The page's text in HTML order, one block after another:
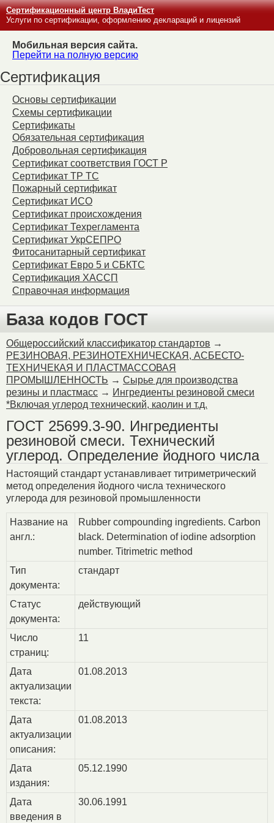
Сертификационный центр ВладиТест
Услуги по сертификации, оформлению деклараций и лицензий
Мобильная версия сайта.
Перейти на полную версию
Сертификация
Основы сертификации
Схемы сертификации
Сертификаты
Обязательная сертификация
Добровольная сертификация
Сертификат соответствия ГОСТ Р
Сертификат ТР ТС
Пожарный сертификат
Сертификат ИСО
Сертификат происхождения
Сертификат Техрегламента
Сертификат УкрСЕПРО
Фитосанитарный сертификат
Сертификат Евро 5 и СБКТС
Сертификация ХАССП
Справочная информация
База кодов ГОСТ
Общероссийский классификатор стандартов →
РЕЗИНОВАЯ, РЕЗИНОТЕХНИЧЕСКАЯ, АСБЕСТО-
ТЕХНИЧЕКАЯ И ПЛАСТМАССОВАЯ
ПРОМЫШЛЕННОСТЬ → Сырье для производства
резины и пластмасс → Ингредиенты резиновой смеси
*Включая углерод технический, каолин и т.д.
ГОСТ 25699.3-90. Ингредиенты
резиновой смеси. Технический
углерод. Определение йодного числа
Настоящий стандарт устанавливает титриметрический
метод определения йодного числа технического
углерода для резиновой промышленности
Название на
англ.:
Rubber compounding ingredients. Carbon
black. Determination of iodine adsorption
number. Titrimetric method
Тип
документа:
стандарт
Статус
документа:
действующий
Число
страниц:
11
Дата
актуализации
текста:
01.08.2013
Дата
актуализации
описания:
01.08.2013
Дата
издания:
05.12.1990
Дата
введения в
30.06.1991